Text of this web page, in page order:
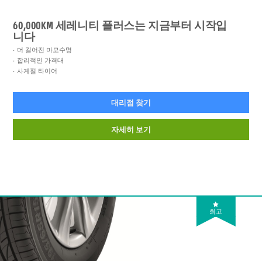
60,000KM 세레니티 플러스는 지금부터 시작입
니다
더 길어진 마모수명
합리적인 가격대
사계절 타이어
대리점 찾기
자세히 보기
최고